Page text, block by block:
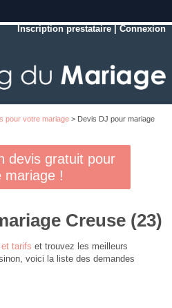
Inscription prestataire |Connexion
pour votre mariage> Devis DJ pour mariage
devis gratuit pour
mariage !
Creuse (23)
tarifs et trouvez les meilleurs
voici la liste des demandes